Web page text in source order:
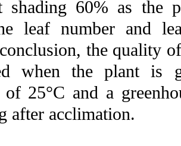
shading 60% as the
leaf number and
the quality
when the plant is
of 25°C and a
after acclimation.